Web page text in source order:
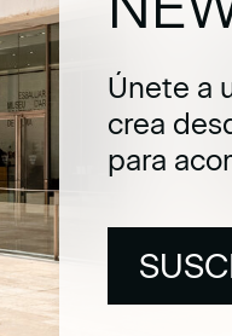
Únete a
crea
para